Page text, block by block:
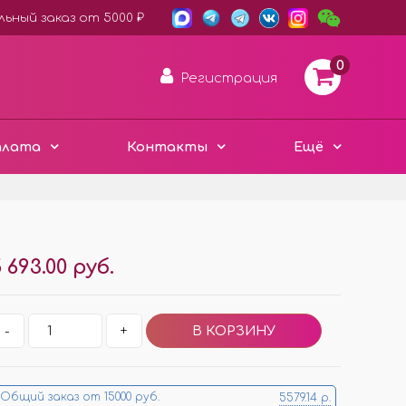
заказ от 5000 ₽
Регистрация
0
Контакты Ещё
ПЛАСТИК ХАМЕЛЕОН
ЧЁРНЫЙ СТИЛЬ
МИНИ ИЗДЕЛИЯ
693.00 руб.
- +
Общий заказ от 15000 руб. 5579.14 р.